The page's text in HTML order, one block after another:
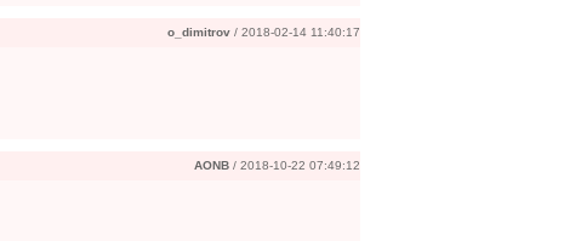
o_dimitrov / 2018-02-14 11:40:17
AONB / 2018-10-22 07:49:12